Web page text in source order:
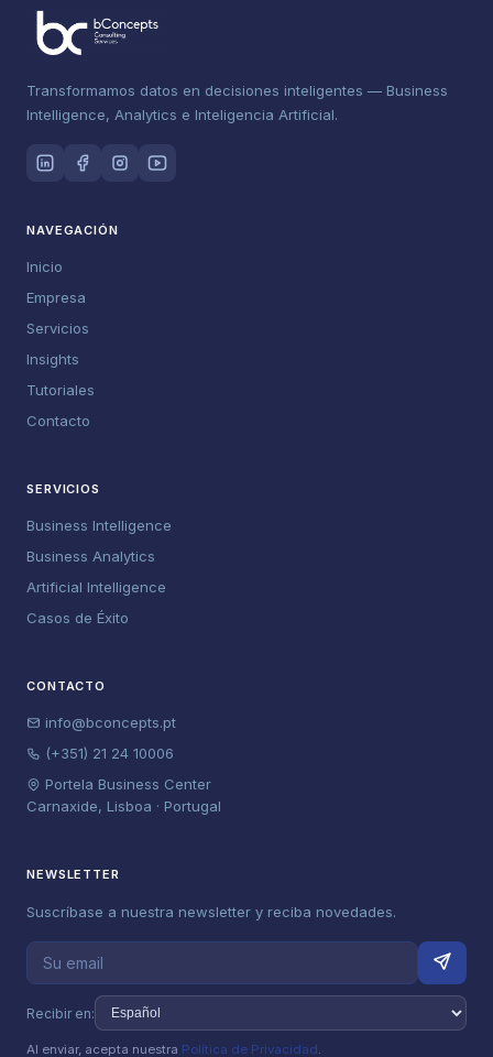
Transformamos datos en decisiones inteligentes — Business
Intelligence, Analytics e Inteligencia Artificial.
NAVEGACIÓN
Inicio
Empresa
Servicios
Insights
Tutoriales
Contacto
SERVICIOS
Business Intelligence
Business Analytics
Artificial Intelligence
Casos de Éxito
CONTACTO
info@bconcepts.pt
(+351) 21 24 10006
Portela Business Center
Carnaxide, Lisboa · Portugal
NEWSLETTER
Suscríbase a nuestra newsletter y reciba novedades.
Recibir en:
Al enviar, acepta nuestra Política de Privacidad.